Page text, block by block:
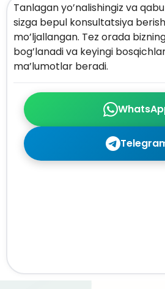
Tanlagan yo’nalishingiz va
sizga bepul konsultatsiya
mo’ljallangan. Tez orada
bog’lanadi va keyingi
ma’lumotlar beradi.